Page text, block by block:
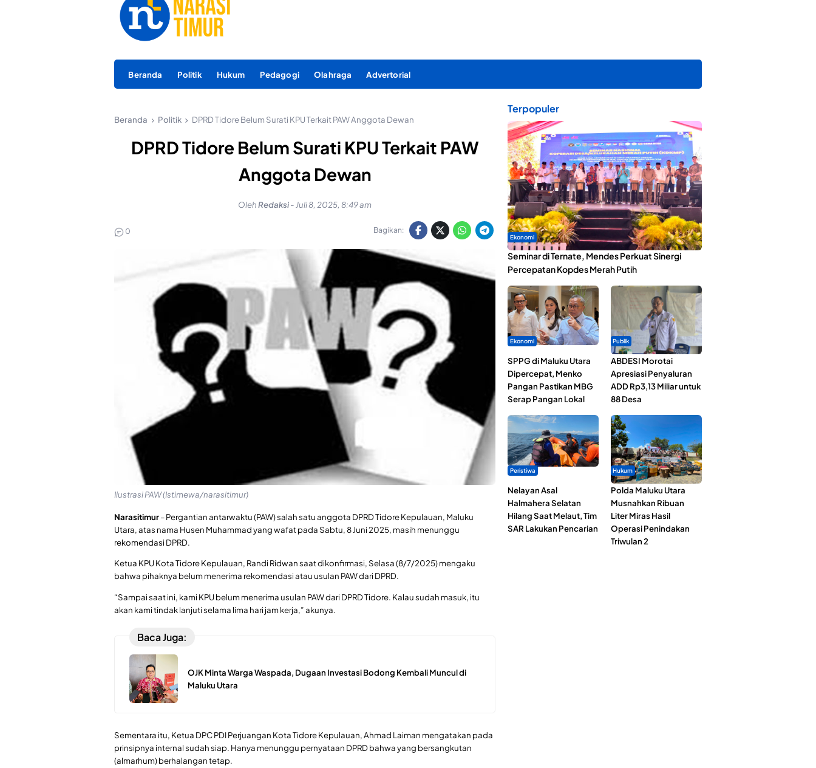
Beranda Politik Hukum Pedagogi Olahraga Advertorial
Beranda Politik DPRD Tidore Belum Surati KPU Terkait PAW Anggota Dewan
DPRD Tidore Belum Surati KPU Terkait PAW
Anggota Dewan
OlehRedaksi- Juli 8, 2025, 8:49 am
0 Bagikan:
Ilustrasi PAW (Istimewa/narasitimur)
Narasitimur– Pergantian antarwaktu (PAW) salah satu anggota DPRD Tidore Kepulauan, Maluku
Utara, atas nama Husen Muhammad yang wafat pada Sabtu, 8 Juni 2025, masih menunggu
rekomendasi DPRD.
Ketua KPU Kota Tidore Kepulauan, Randi Ridwan saat dikonfirmasi, Selasa (8/7/2025) mengaku
bahwa pihaknya belum menerima rekomendasi atau usulan PAW dari DPRD.
“Sampai saat ini, kami KPU belum menerima usulan PAW dari DPRD Tidore. Kalau sudah masuk, itu
akan kami tindak lanjuti selama lima hari jam kerja,” akunya.
Baca Juga:
OJK Minta Warga Waspada, Dugaan Investasi Bodong Kembali Muncul di
Maluku Utara
Sementara itu, Ketua DPC PDI Perjuangan Kota Tidore Kepulauan, Ahmad Laiman mengatakan pada
prinsipnya internal sudah siap. Hanya menunggu pernyataan DPRD bahwa yang bersangkutan
(almarhum) berhalangan tetap.
Terpopuler
Ekonomi
Seminar di Ternate, Mendes Perkuat Sinergi
Percepatan Kopdes Merah Putih
Ekonomi
SPPG di Maluku Utara
Dipercepat, Menko
Pangan Pastikan MBG
Serap Pangan Lokal
Publik
ABDESI Morotai
Apresiasi Penyaluran
ADD Rp3,13 Miliar untuk
88 Desa
Peristiwa
Nelayan Asal
Halmahera Selatan
Hilang Saat Melaut, Tim
SAR Lakukan Pencarian
Hukum
Polda Maluku Utara
Musnahkan Ribuan
Liter Miras Hasil
Operasi Penindakan
Triwulan 2